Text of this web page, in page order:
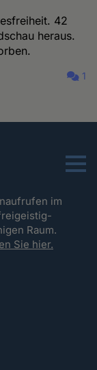
42
heraus.
1
Menu
im
Raum.
Sie hier.